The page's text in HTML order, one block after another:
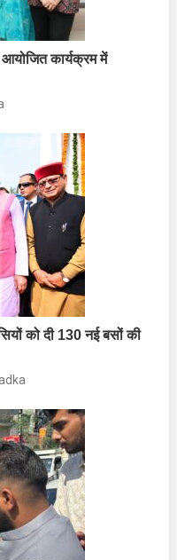
कार्यक्रम में
को दी 130 नई बसों की